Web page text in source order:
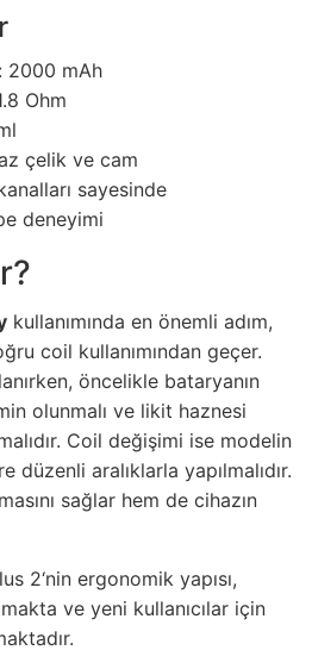
2000 mAh
Ohm
çelik ve cam
sayesinde
deneyimi
kullanımında en önemli adım,
coil kullanımından geçer.
öncelikle bataryanın
olunmalı ve likit haznesi
Coil değişimi ise modelin
düzenli aralıklarla yapılmalıdır.
sağlar hem de cihazın
2‘nin ergonomik yapısı,
ve yeni kullanıcılar için